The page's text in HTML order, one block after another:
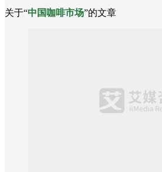
关于“中国咖啡市场”的文章